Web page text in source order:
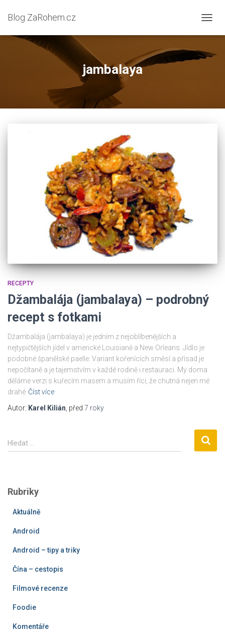
Blog ZaRohem.cz
jambalaya
RECEPTY
Džambalája (jambalaya) – podrobný
recept s fotkami
Džambalája (jambalaya) je jedním z nejoblíbenějších a
nejtypičtějších jídel v americké Louisianě a New Orleans. Jídlo je
podobné španělské paelle. Variant kořenících směsí a přísad je
nepočítaně a je tajemstvím v každé rodině i restauraci. My doma
děláme verzi s kuřecím masem a musím říci, že chutná nejen mé
drahé Číst více
Autor: Karel Kilián , před 7 roky
V
y
d
Hledat …
Rubriky
Aktuálně
Android
Android – tipy a triky
Čína – cestopis
Filmové recenze
Foodie
Komentáře